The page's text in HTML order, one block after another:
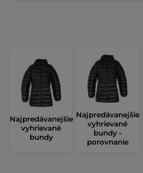
Najpredávanejšie
vyhrievané
bundy
Najpredávanejšie
vyhrievané
bundy -
porovnanie